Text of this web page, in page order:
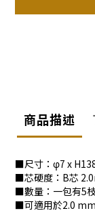
商品描述
■尺寸：φ7 x
■芯硬度：B芯
■數量：一包有5
■可適用於2.0